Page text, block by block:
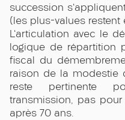
succession
(les plus-values restent
L'articulation avec le
logique de répartition
fiscal du
raison de la modestie
reste pertinente
transmission, pas
après 70 ans.